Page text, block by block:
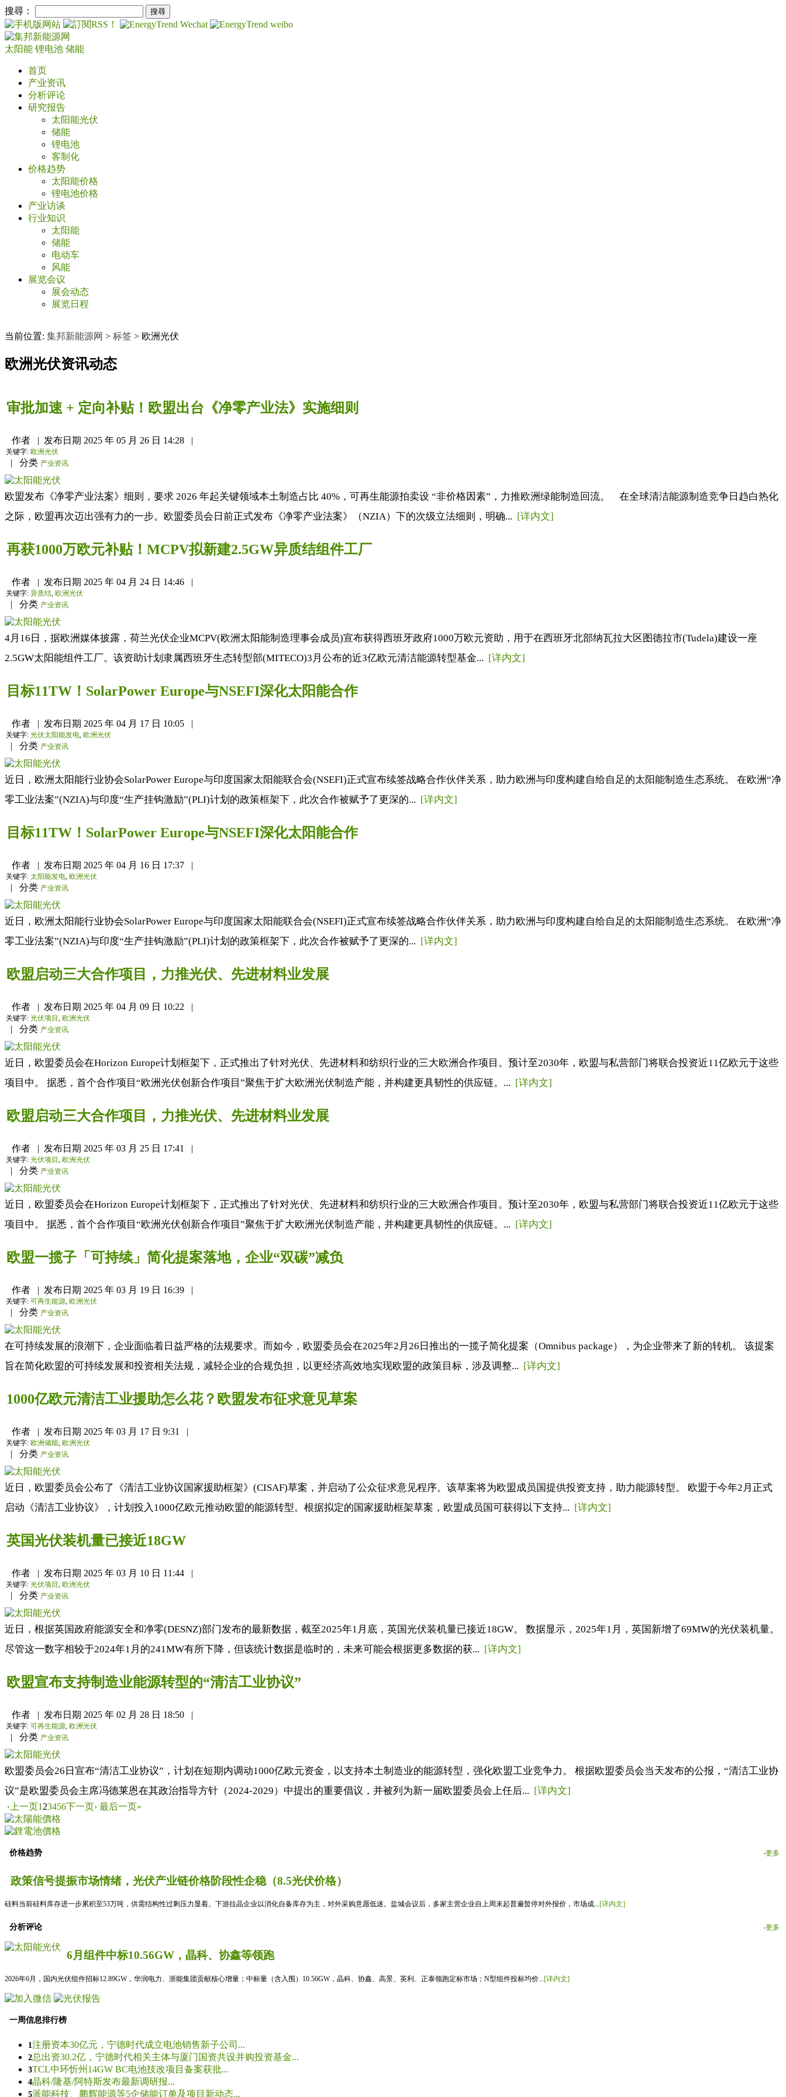
搜尋：
太阳能 锂电池 储能
首页
产业资讯
分析评论
研究报告
太阳能光伏
储能
锂电池
客制化
价格趋势
太阳能价格
锂电池价格
产业访谈
行业知识
太阳能
储能
电动车
风能
展览会议
展会动态
展览日程
当前位置: 集邦新能源网 > 标签 > 欧洲光伏
欧洲光伏资讯动态
审批加速 + 定向补贴！欧盟出台《净零产业法》实施细则
作者 | 发布日期 2025 年 05 月 26 日 14:28 |
关键字: 欧洲光伏
| 分类 产业资讯
欧盟发布《净零产业法案》细则，要求 2026 年起关键领域本土制造占比 40%，可再生能源拍卖设 “非价格因素”，力推欧洲绿能制造回流。 在全球清洁能源制造竞争日趋白热化
之际，欧盟再次迈出强有力的一步。欧盟委员会日前正式发布《净零产业法案》（NZIA）下的次级立法细则，明确... [详内文]
再获1000万欧元补贴！MCPV拟新建2.5GW异质结组件工厂
作者 | 发布日期 2025 年 04 月 24 日 14:46 |
关键字: 异质结, 欧洲光伏
| 分类 产业资讯
4月16日，据欧洲媒体披露，荷兰光伏企业MCPV(欧洲太阳能制造理事会成员)宣布获得西班牙政府1000万欧元资助，用于在西班牙北部纳瓦拉大区图德拉市(Tudela)建设一座
2.5GW太阳能组件工厂。该资助计划隶属西班牙生态转型部(MITECO)3月公布的近3亿欧元清洁能源转型基金... [详内文]
目标11TW！SolarPower Europe与NSEFI深化太阳能合作
作者 | 发布日期 2025 年 04 月 17 日 10:05 |
关键字: 光伏太阳能发电, 欧洲光伏
| 分类 产业资讯
近日，欧洲太阳能行业协会SolarPower Europe与印度国家太阳能联合会(NSEFI)正式宣布续签战略合作伙伴关系，助力欧洲与印度构建自给自足的太阳能制造生态系统。 在欧洲“净
零工业法案”(NZIA)与印度“生产挂钩激励”(PLI)计划的政策框架下，此次合作被赋予了更深的... [详内文]
目标11TW！SolarPower Europe与NSEFI深化太阳能合作
作者 | 发布日期 2025 年 04 月 16 日 17:37 |
关键字: 太阳能发电, 欧洲光伏
| 分类 产业资讯
近日，欧洲太阳能行业协会SolarPower Europe与印度国家太阳能联合会(NSEFI)正式宣布续签战略合作伙伴关系，助力欧洲与印度构建自给自足的太阳能制造生态系统。 在欧洲“净
零工业法案”(NZIA)与印度“生产挂钩激励”(PLI)计划的政策框架下，此次合作被赋予了更深的... [详内文]
欧盟启动三大合作项目，力推光伏、先进材料业发展
作者 | 发布日期 2025 年 04 月 09 日 10:22 |
关键字: 光伏项目, 欧洲光伏
| 分类 产业资讯
近日，欧盟委员会在Horizon Europe计划框架下，正式推出了针对光伏、先进材料和纺织行业的三大欧洲合作项目。预计至2030年，欧盟与私营部门将联合投资近11亿欧元于这些
项目中。 据悉，首个合作项目“欧洲光伏创新合作项目”聚焦于扩大欧洲光伏制造产能，并构建更具韧性的供应链。... [详内文]
欧盟启动三大合作项目，力推光伏、先进材料业发展
作者 | 发布日期 2025 年 03 月 25 日 17:41 |
关键字: 光伏项目, 欧洲光伏
| 分类 产业资讯
近日，欧盟委员会在Horizon Europe计划框架下，正式推出了针对光伏、先进材料和纺织行业的三大欧洲合作项目。预计至2030年，欧盟与私营部门将联合投资近11亿欧元于这些
项目中。 据悉，首个合作项目“欧洲光伏创新合作项目”聚焦于扩大欧洲光伏制造产能，并构建更具韧性的供应链。... [详内文]
欧盟一揽子「可持续」简化提案落地，企业“双碳”减负
作者 | 发布日期 2025 年 03 月 19 日 16:39 |
关键字: 可再生能源, 欧洲光伏
| 分类 产业资讯
在可持续发展的浪潮下，企业面临着日益严格的法规要求。而如今，欧盟委员会在2025年2月26日推出的一揽子简化提案（Omnibus package），为企业带来了新的转机。 该提案
旨在简化欧盟的可持续发展和投资相关法规，减轻企业的合规负担，以更经济高效地实现欧盟的政策目标，涉及调整... [详内文]
1000亿欧元清洁工业援助怎么花？欧盟发布征求意见草案
作者 | 发布日期 2025 年 03 月 17 日 9:31 |
关键字: 欧洲储能, 欧洲光伏
| 分类 产业资讯
近日，欧盟委员会公布了《清洁工业协议国家援助框架》(CISAF)草案，并启动了公众征求意见程序。该草案将为欧盟成员国提供投资支持，助力能源转型。 欧盟于今年2月正式
启动《清洁工业协议》，计划投入1000亿欧元推动欧盟的能源转型。根据拟定的国家援助框架草案，欧盟成员国可获得以下支持... [详内文]
英国光伏装机量已接近18GW
作者 | 发布日期 2025 年 03 月 10 日 11:44 |
关键字: 光伏项目, 欧洲光伏
| 分类 产业资讯
近日，根据英国政府能源安全和净零(DESNZ)部门发布的最新数据，截至2025年1月底，英国光伏装机量已接近18GW。 数据显示，2025年1月，英国新增了69MW的光伏装机量。
尽管这一数字相较于2024年1月的241MW有所下降，但该统计数据是临时的，未来可能会根据更多数据的获... [详内文]
欧盟宣布支持制造业能源转型的“清洁工业协议”
作者 | 发布日期 2025 年 02 月 28 日 18:50 |
关键字: 可再生能源, 欧洲光伏
| 分类 产业资讯
欧盟委员会26日宣布“清洁工业协议”，计划在短期内调动1000亿欧元资金，以支持本土制造业的能源转型，强化欧盟工业竞争力。 根据欧盟委员会当天发布的公报，“清洁工业协
议”是欧盟委员会主席冯德莱恩在其政治指导方针（2024-2029）中提出的重要倡议，并被列为新一届欧盟委员会上任后... [详内文]
‹上一页1 23456下一页› 最后一页»
价格趋势 ‧更多
政策信号提振市场情绪，光伏产业链价格阶段性企稳（8.5光伏价格）
硅料当前硅料库存进一步累积至53万吨，供需结构性过剩压力显着。下游拉晶企业以消化自备库存为主，对外采购意愿低迷。盐城会议后，多家主营企业自上周末起普遍暂停对外报价，市场成...[详内文]
分析评论 ‧更多
6月组件中标10.56GW，晶科、协鑫等领跑
2026年6月，国内光伏组件招标12.89GW，华润电力、浙能集团贡献核心增量；中标量（含入围）10.56GW，晶科、协鑫、高景、英利、正泰领跑定标市场；N型组件投标均价... [详内文]
一周信息排行榜
1注册资本30亿元，宁德时代成立电池销售新子公司...
2总出资30.2亿，宁德时代相关主体与厦门国资共设并购投资基金...
3TCL中环忻州14GW BC电池技改项目备案获批...
4晶科/隆基/阿特斯发布最新调研报...
5派能科技、鹏辉能源等5企储能订单及项目新动态...